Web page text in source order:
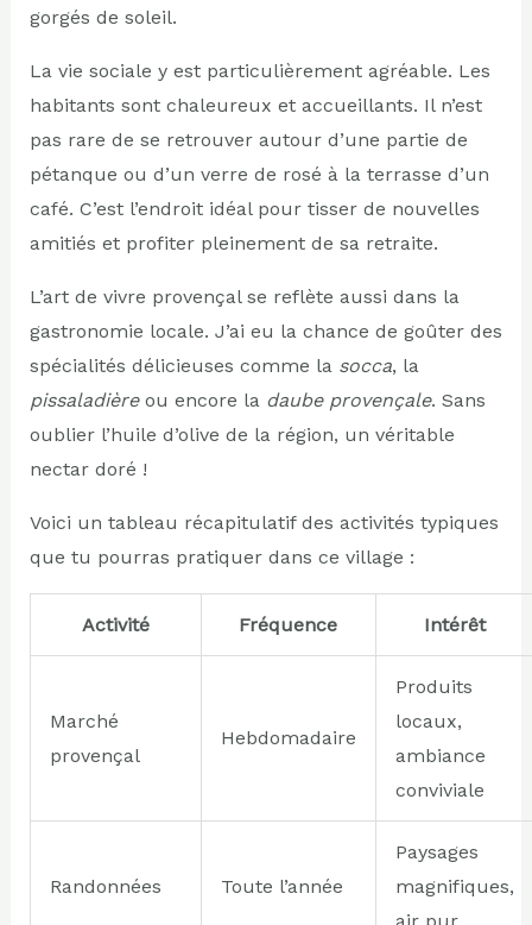
gorgés de soleil.
La vie sociale y est particulièrement agréable. Les
habitants sont chaleureux et accueillants. Il n’est
pas rare de se retrouver autour d’une partie de
pétanque ou d’un verre de rosé à la terrasse d’un
café. C’est l’endroit idéal pour tisser de nouvelles
amitiés et profiter pleinement de sa retraite.
L’art de vivre provençal se reflète aussi dans la
gastronomie locale. J’ai eu la chance de goûter des
spécialités délicieuses comme la socca, la
pissaladièreou encore la daube provençale. Sans
oublier l’huile d’olive de la région, un véritable
nectar doré !
Voici un tableau récapitulatif des activités typiques
que tu pourras pratiquer dans ce village :
Activité Fréquence Intérêt
Marché
provençal
Hebdomadaire
Produits
locaux,
ambiance
conviviale
Randonnées Toute l’année
Paysages
magnifiques,
air pur